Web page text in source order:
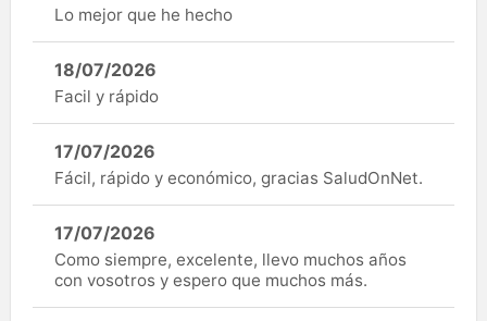
Lo mejor que he hecho
18/07/2026
Facil y rápido
17/07/2026
Fácil, rápido y económico, gracias SaludOnNet.
17/07/2026
Como siempre, excelente, llevo muchos años
con vosotros y espero que muchos más.